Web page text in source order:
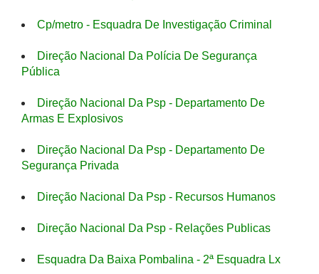
Cp/metro - Esquadra De Investigação Criminal
Direção Nacional Da Polícia De Segurança
Pública
Direção Nacional Da Psp - Departamento De
Armas E Explosivos
Direção Nacional Da Psp - Departamento De
Segurança Privada
Direção Nacional Da Psp - Recursos Humanos
Direção Nacional Da Psp - Relações Publicas
Esquadra Da Baixa Pombalina - 2ª Esquadra Lx